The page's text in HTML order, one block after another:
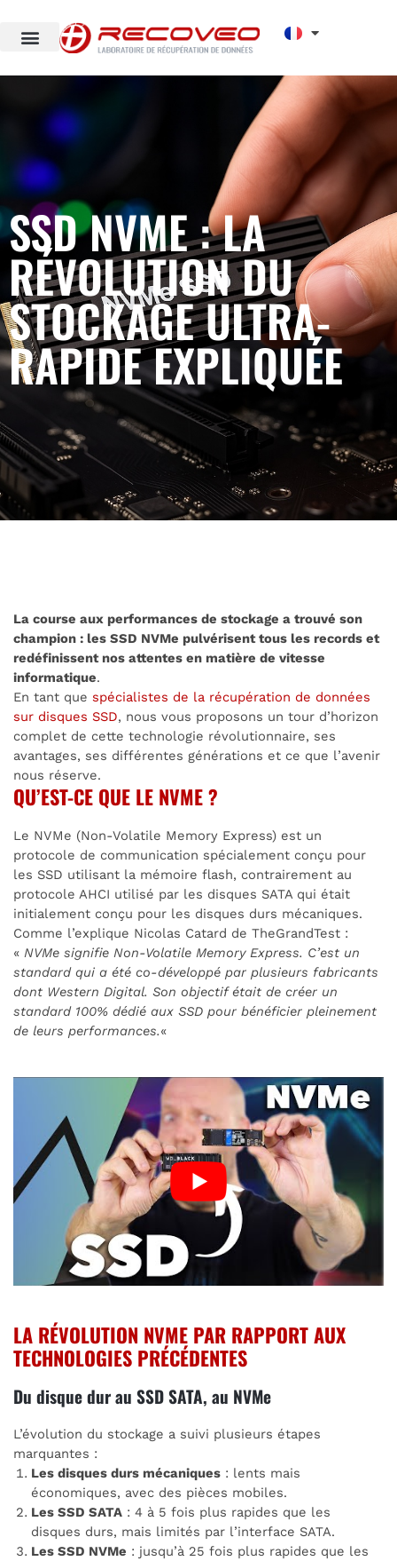
SSD NVME : LA
RÉVOLUTION DU
STOCKAGE ULTRA-
RAPIDE EXPLIQUÉE
La course aux performances de stockage a trouvé son
champion : les SSD NVMe pulvérisent tous les records et
redéfinissent nos attentes en matière de vitesse
informatique.
En tant que spécialistes de la récupération de données
sur disques SSD, nous vous proposons un tour d’horizon
complet de cette technologie révolutionnaire, ses
avantages, ses différentes générations et ce que l’avenir
nous réserve.
QU’EST-CE QUE LE NVME ?
Le NVMe (Non-Volatile Memory Express) est un
protocole de communication spécialement conçu pour
les SSD utilisant la mémoire flash, contrairement au
protocole AHCI utilisé par les disques SATA qui était
initialement conçu pour les disques durs mécaniques.
Comme l’explique Nicolas Catard de TheGrandTest :
« NVMe signifie Non-Volatile Memory Express. C’est un
standard qui a été co-développé par plusieurs fabricants
dont Western Digital. Son objectif était de créer un
standard 100% dédié aux SSD pour bénéficier pleinement
de leurs performances.«
LA RÉVOLUTION NVME PAR RAPPORT AUX
TECHNOLOGIES PRÉCÉDENTES
Du disque dur au SSD SATA, au NVMe
L’évolution du stockage a suivi plusieurs étapes
marquantes :
Les disques durs mécaniques : lents mais
économiques, avec des pièces mobiles.
Les SSD SATA : 4 à 5 fois plus rapides que les
disques durs, mais limités par l’interface SATA.
Les SSD NVMe : jusqu’à 25 fois plus rapides que les